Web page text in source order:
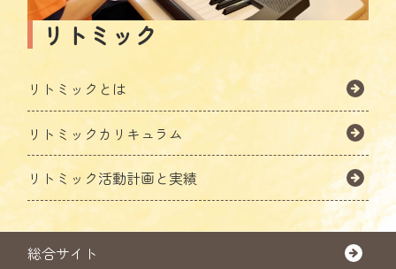
リトミック
リトミックとは
リトミックカリキュラム
リトミック活動計画と実績
総合サイト